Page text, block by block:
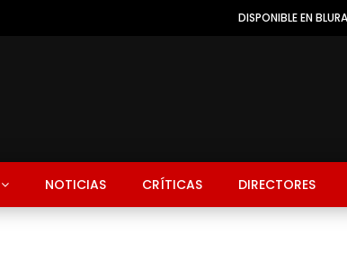
DISPONIBLE EN
NOTICIAS CRÍTICAS DIRECTORES